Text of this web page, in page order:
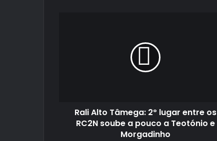
pouco
Rali Alto Tâmega: 2º lugar entre os
RC2N soube a pouco a Teotónio e
Morgadinho